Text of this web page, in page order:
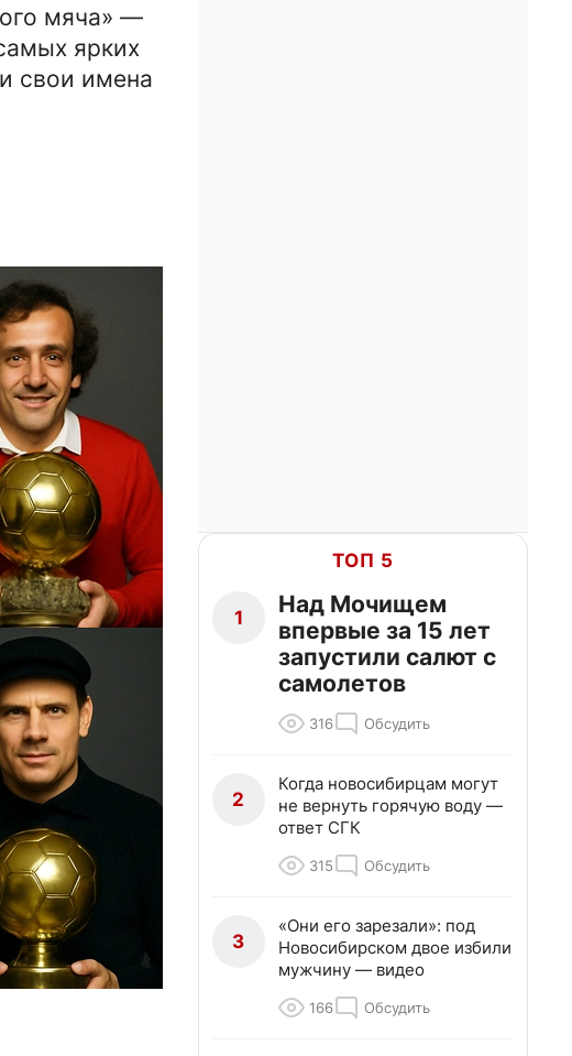
мяча» —
ярких
свои имена
ТОП 5
1
Над Мочищем
впервые за 15 лет
запустили салют с
самолетов
316 Обсудить
2
Когда новосибирцам могут
не вернуть горячую воду —
ответ СГК
315 Обсудить
3
«Они его зарезали»: под
Новосибирском двое избили
мужчину — видео
166 Обсудить